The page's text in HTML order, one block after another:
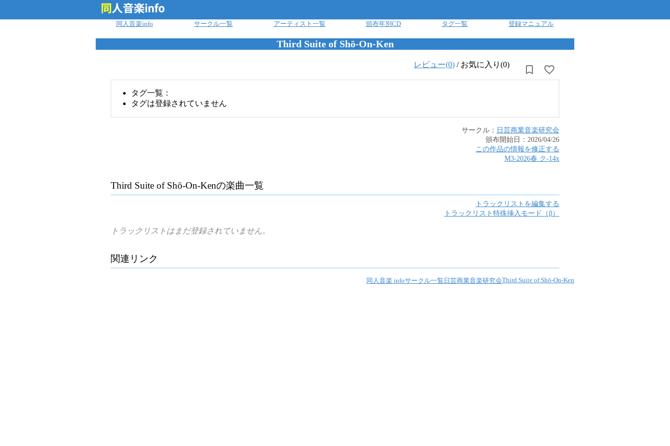
同人音楽info サークル一覧 アーティスト一覧 頒布年別CD タグ一覧 登録マニュアル
Third Suite of Shō-On-Ken
レビュー(0) / お気に入り(0)
タグ一覧：
タグは登録されていません
サークル： 日芸商業音楽研究会
頒布開始日： 2026/04/26
この作品の情報を修正する
M3-2026春 ク-14x
Third Suite of Shō-On-Kenの楽曲一覧
トラックリストを編集する
トラックリスト特殊挿入モード（β）
トラックリストはまだ登録されていません。
関連リンク
同人音楽 infoサークル一覧 日芸商業音楽研究会Third Suite of Shō-On-Ken